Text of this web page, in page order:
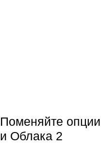
Поменяйте
и Облака 2